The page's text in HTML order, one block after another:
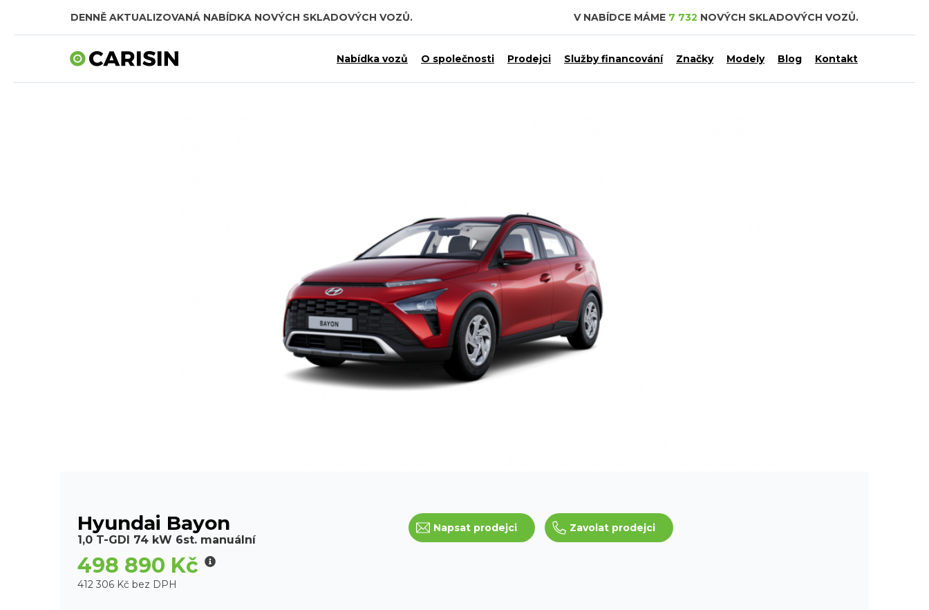
DENNĚ AKTUALIZOVANÁ NABÍDKA NOVÝCH SKLADOVÝCH VOZŮ. V NABÍDCE MÁME 7 732 NOVÝCH SKLADOVÝCH VOZŮ.
Nabídka vozů O společnosti Prodejci Služby financování Značky Modely Blog Kontakt
Hyundai Bayon
1,0 T-GDI 74 kW 6st. manuální
498 890 Kč
412 306 Kč bez DPH
Napsat prodejci Zavolat prodejci